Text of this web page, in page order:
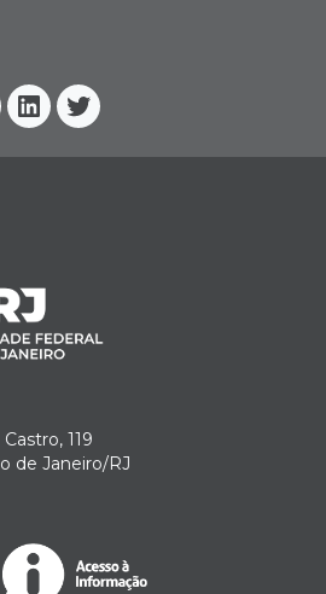
Linkedin
Twitter
119
de Janeiro/RJ